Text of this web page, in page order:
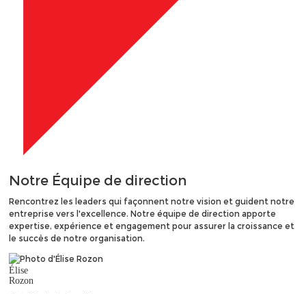
Notre Équipe de direction
Rencontrez les leaders qui façonnent notre vision et guident notre
entreprise vers l'excellence. Notre équipe de direction apporte
expertise, expérience et engagement pour assurer la croissance et
le succès de notre organisation.
Élise
Rozon